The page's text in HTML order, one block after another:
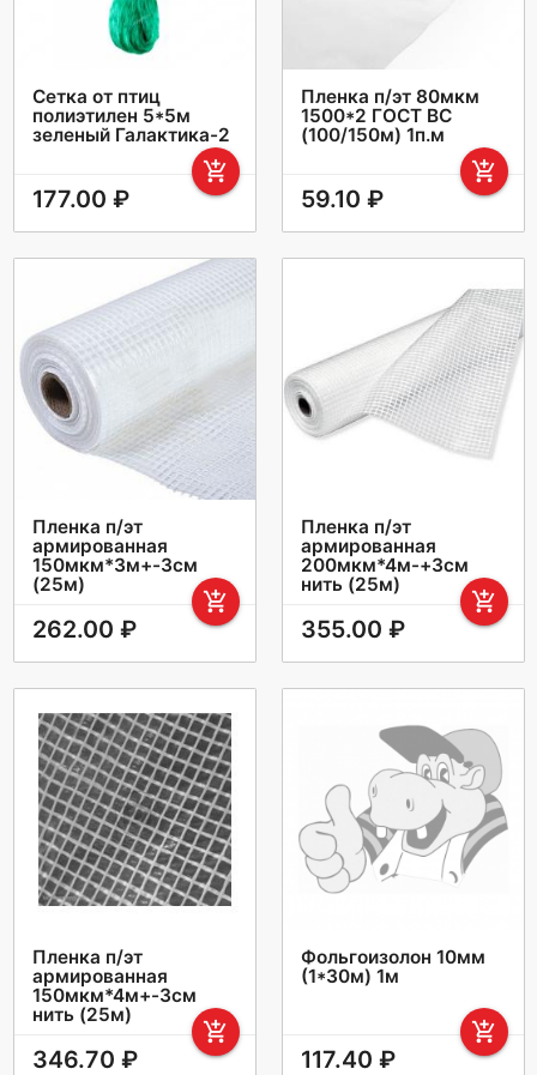
Сетка от птиц
полиэтилен 5*5м
зеленый Галактика-2
add_shopping_cart
177.00 ₽
Пленка п/эт 80мкм
1500*2 ГОСТ ВС
(100/150м) 1п.м
add_shopping_cart
59.10 ₽
Пленка п/эт
армированная
150мкм*3м+-3см
(25м)
add_shopping_cart
262.00 ₽
Пленка п/эт
армированная
200мкм*4м-+3см
нить (25м)
add_shopping_cart
355.00 ₽
Пленка п/эт
армированная
150мкм*4м+-3см
нить (25м)
add_shopping_cart
346.70 ₽
Фольгоизолон 10мм
(1*30м) 1м
add_shopping_cart
117.40 ₽